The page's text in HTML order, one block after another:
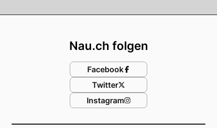
Nau.ch folgen
Facebook
Twitter
Instagram